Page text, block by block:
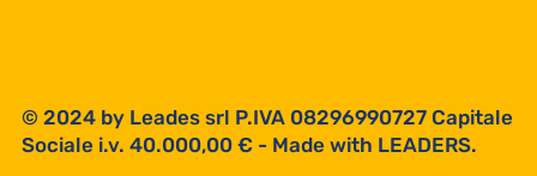
© 2024 by Leades srl P.IVA 08296990727 Capitale
Sociale i.v. 40.000,00 € - Made with LEADERS.